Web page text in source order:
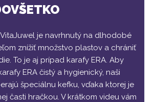
je navrhnutý na dlhodobé
znížiť množstvo plastov a chrániť
To je aj prípad karafy ERA. Aby
ERA čistý a hygienický, naši
špeciálnu kefku, vďaka ktorej je
časti hračkou. V krátkom videu vám